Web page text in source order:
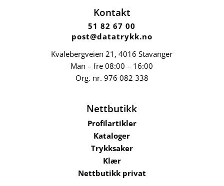
Kontakt
51 82 67 00
post@datatrykk.no
Kvalebergveien 21 , 4016 Stavanger
Man – fre 08:00 – 16:00
Org. nr. 976 082 338
Nettbutikk
Profilartikler
Kataloger
Trykksaker
Klær
Nettbutikk privat